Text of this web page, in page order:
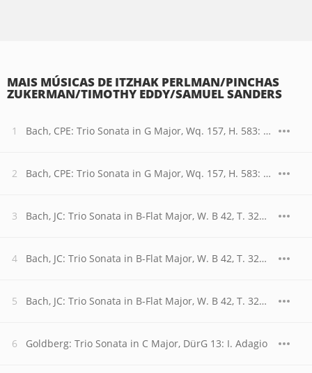
MAIS MÚSICAS DE ITZHAK PERLMAN/PINCHAS
ZUKERMAN/TIMOTHY EDDY/SAMUEL SANDERS
Bach, CPE: Trio Sonata in G Major, Wq. 157, H. 583: I. Allegretto
Bach, CPE: Trio Sonata in G Major, Wq. 157, H. 583: II. Andantino
Bach, JC: Trio Sonata in B-Flat Major, W. B 42, T. 320: I. Allegro
Bach, JC: Trio Sonata in B-Flat Major, W. B 42, T. 320: II. Adagio
Bach, JC: Trio Sonata in B-Flat Major, W. B 42, T. 320: III. Vivace
Goldberg: Trio Sonata in C Major, DürG 13: I. Adagio